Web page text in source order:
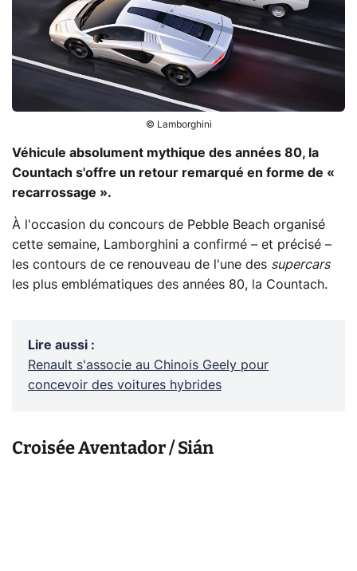
© Lamborghini
Véhicule absolument mythique des années 80, la
Countach s'offre un retour remarqué en forme de «
recarrossage ».
À l'occasion du concours de Pebble Beach organisé
cette semaine, Lamborghini a confirmé – et précisé –
les contours de ce renouveau de l'une des supercars
les plus emblématiques des années 80, la Countach.
Lire aussi :
Renault s'associe au Chinois Geely pour
concevoir des voitures hybrides
Croisée Aventador / Sián